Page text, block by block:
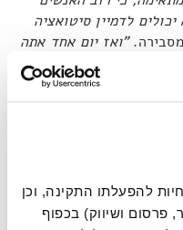
לדמיין סיטואציה
"ואז יום אחד אתה
ואומר – אני
"אתה לא
שנראית לא לגילה,
הזעירים ביותר"
לשמירה על פס ייצור